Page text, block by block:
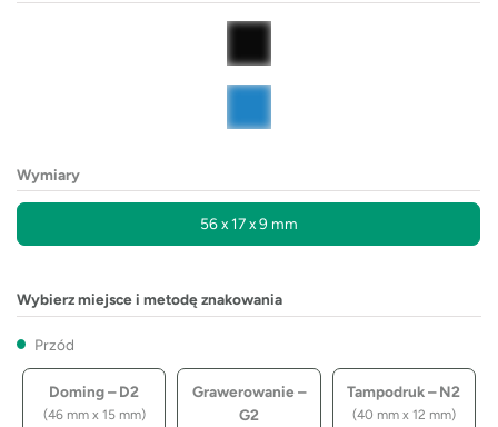
Wymiary
56 x 17 x 9 mm
Wybierz miejsce i metodę znakowania
Przód
Doming – D2
(46 mm x 15 mm)
Grawerowanie –
G2
Tampodruk – N2
(40 mm x 12 mm)